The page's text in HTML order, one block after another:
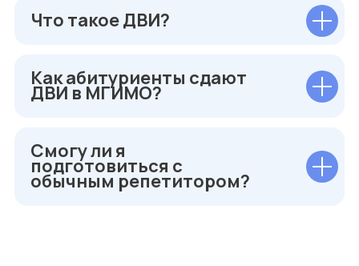
Что такое ДВИ?
Как абитуриенты сдают
ДВИ в МГИМО?
Смогу ли я
подготовиться с
обычным репетитором?